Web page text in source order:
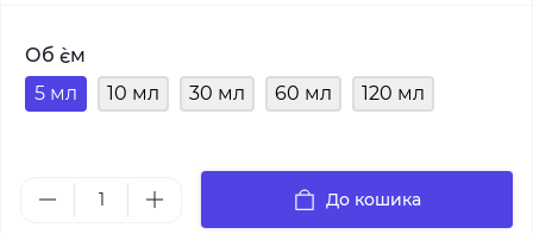
Об `єм
5 мл
10 мл 30 мл 60 мл 120 мл
До кошика